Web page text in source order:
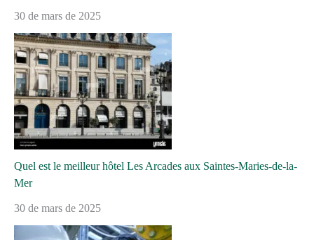
30 de mars de 2025
Quel est le meilleur hôtel Les Arcades aux Saintes-Maries-de-la-
Mer
30 de mars de 2025